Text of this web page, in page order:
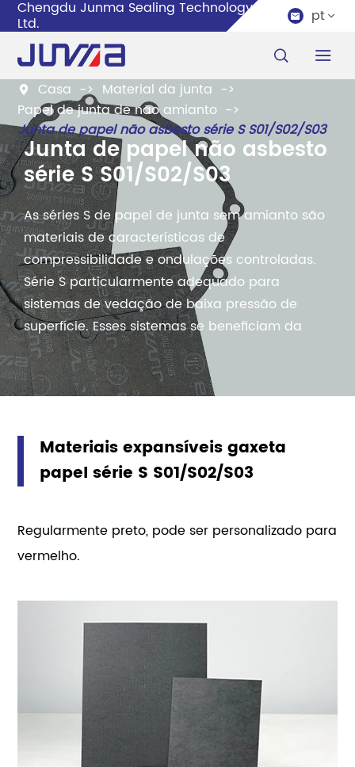
Chengdu Junma Sealing Technology Co.,
Ltd.  pt 
 
 Casa
Material da junta
Papel de junta de não amianto
Junta de papel não asbesto série S S01/S02/S03
Junta de papel não asbesto
série S S01/S02/S03
As séries S de papel de junta sem amianto são
materiais de características de
compressibilidade e ondulações controladas.
Série S particularmente adequado para
sistemas de vedação de baixa pressão de
superfície. Esses sistemas se beneficiam da
capacidade do material de se adaptar e selar
de forma eficaz, mesmo sob pressão mínima,
garantindo a integridade da vedação. É usado
combustível.
Materiais expansíveis gaxeta
papel série S S01/S02/S03
Regularmente preto, pode ser personalizado para
vermelho.